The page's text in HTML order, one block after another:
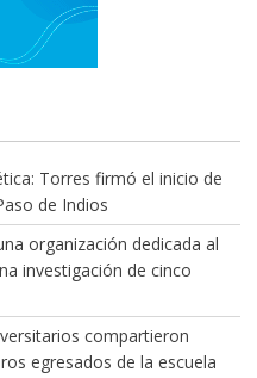
Torres firmó el inicio de
de Indios
organización dedicada al
investigación de cinco
compartieron
egresados de la escuela